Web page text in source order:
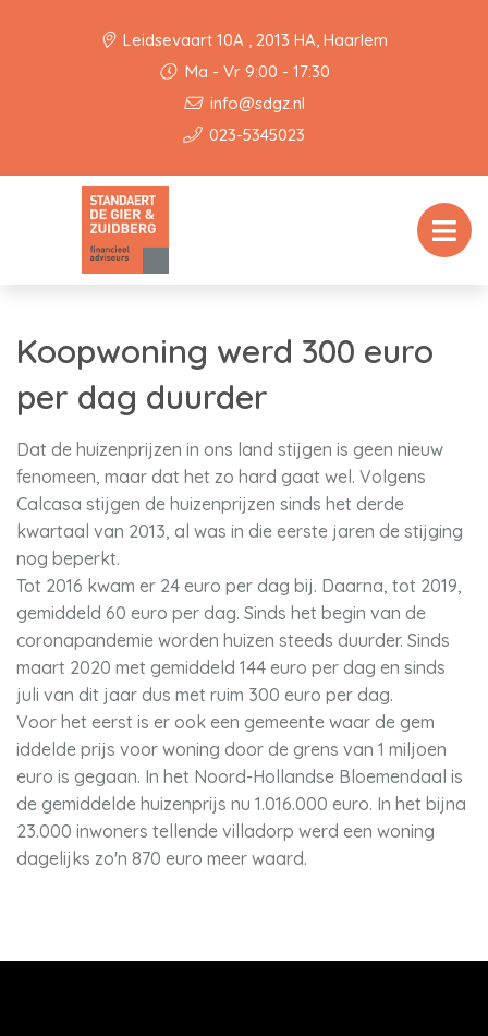
Leidsevaart 10A , 2013 HA, Haarlem
Ma - Vr 9:00 - 17:30
info@sdgz.nl
023-5345023
Koopwoning werd 300 euro
per dag duurder
Dat de huizenprijzen in ons land stijgen is geen nieuw
fenomeen, maar dat het zo hard gaat wel. Volgens
Calcasa stijgen de huizenprijzen sinds het derde
kwartaal van 2013, al was in die eerste jaren de stijging
nog beperkt.
Tot 2016 kwam er 24 euro per dag bij. Daarna, tot 2019,
gemiddeld 60 euro per dag. Sinds het begin van de
coronapandemie worden huizen steeds duurder. Sinds
maart 2020 met gemiddeld 144 euro per dag en sinds
juli van dit jaar dus met ruim 300 euro per dag.
Voor het eerst is er ook een gemeente waar de gem
iddelde prijs voor woning door de grens van 1 miljoen
euro is gegaan. In het Noord-Hollandse Bloemendaal is
de gemiddelde huizenprijs nu 1.016.000 euro. In het bijna
23.000 inwoners tellende villadorp werd een woning
dagelijks zo'n 870 euro meer waard.